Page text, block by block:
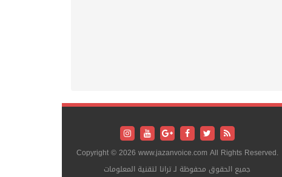
Copyright © 2026 www.jazanvoice.com All Rights Reserved.
جميع الحقوق محفوظة لـ ترانا لتقنية المعلومات